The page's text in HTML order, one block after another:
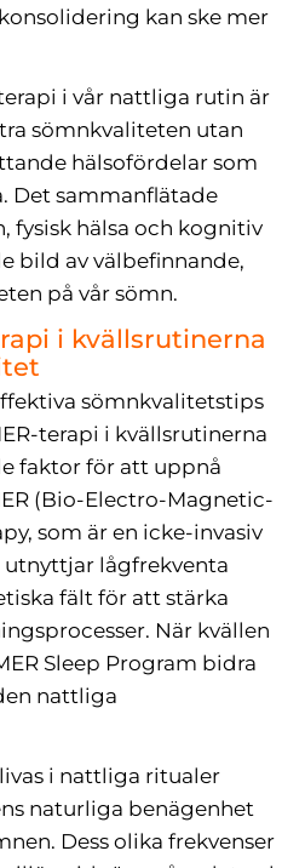
kan ske mer
i vår nattliga rutin är
sömnkvaliteten utan
hälsofördelar som
Det sammanflätade
fysisk hälsa och kognitiv
bild av välbefinnande,
på vår sömn.
i kvällsrutinerna
sömnkvalitetstips
terapi i kvällsrutinerna
faktor för att uppnå
(Bio-Electro-Magnetic-
som är en icke-invasiv
lågfrekventa
fält för att stärka
När kvällen
Sleep Program bidra
nattliga
i nattliga ritualer
naturliga benägenhet
Dess olika frekvenser